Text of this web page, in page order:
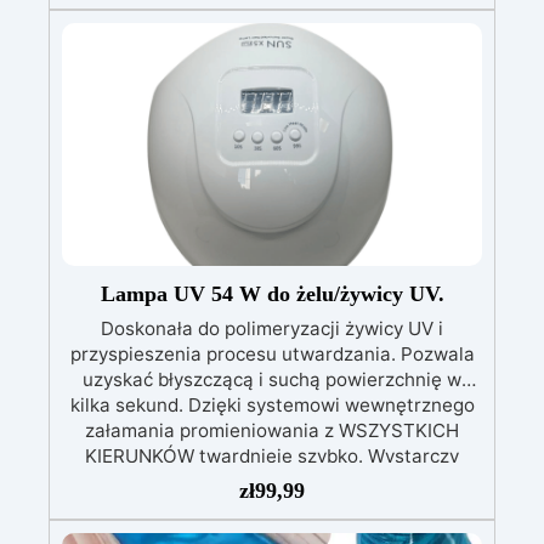
+ 100 akcesoriów:500 g przezroczystej żywicy
epoksydowej One to One + 100 przydatnych
akcesoriów do tworzenia biżuterii. Zawiera: 500
g żywicy, 12 dodatków dekoracyjnych, suszone
kwiaty, silikonową formę z literami, breloczki,
końcówki do miniwiertarki, ponad 100
elementów.
Lampa UV 54 W do żelu/żywicy UV.
Doskonała do polimeryzacji żywicy UV i
przyspieszenia procesu utwardzania. Pozwala
uzyskać błyszczącą i suchą powierzchnię w
kilka sekund. Dzięki systemowi wewnętrznego
załamania promieniowania z WSZYSTKICH
KIERUNKÓW twardnieje szybko. Wystarczy
pozostawić formę w piekarniku, bez
konieczności trzymania w ręku starej latarki UV.
Oszczędzaj swój czas! Polimeryzacja żywicy
zł99,99